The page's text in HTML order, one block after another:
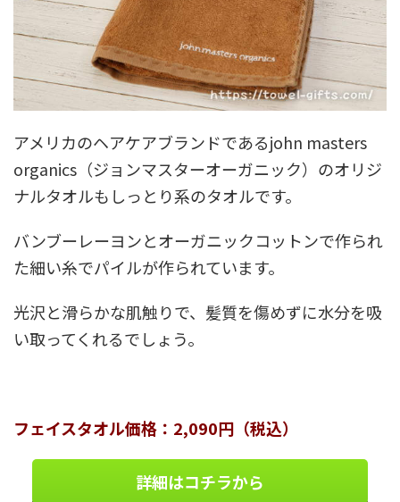
アメリカのヘアケアブランドであるjohn masters
organics（ジョンマスターオーガニック）のオリジ
ナルタオルもしっとり系のタオルです。
バンブーレーヨンとオーガニックコットンで作られ
た細い糸でパイルが作られています。
光沢と滑らかな肌触りで、髪質を傷めずに水分を吸
い取ってくれるでしょう。
フェイスタオル価格：2,090円（税込）
詳細はコチラから